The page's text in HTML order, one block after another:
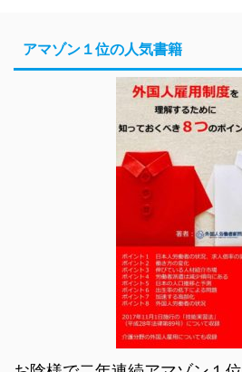
アマゾン１位の人気書籍